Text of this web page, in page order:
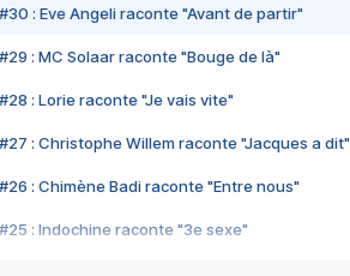
#30 : Eve Angeli raconte "Avant de partir"
#29 : MC Solaar raconte "Bouge de là"
#28 : Lorie raconte "Je vais vite"
#27 : Christophe Willem raconte "Jacques a dit"
#26 : Chimène Badi raconte "Entre nous"
#25 : Indochine raconte "3e sexe"